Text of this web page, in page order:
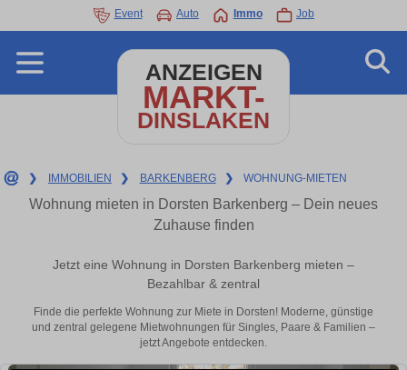
Event Auto Immo Job
ANZEIGEN
MARKT-
DINSLAKEN
❯ IMMOBILIEN ❯ BARKENBERG ❯ WOHNUNG-MIETEN
Wohnung mieten in Dorsten Barkenberg – Dein neues
Zuhause finden
Jetzt eine Wohnung in Dorsten Barkenberg mieten –
Bezahlbar & zentral
Finde die perfekte Wohnung zur Miete in Dorsten! Moderne, günstige
und zentral gelegene Mietwohnungen für Singles, Paare & Familien –
jetzt Angebote entdecken.